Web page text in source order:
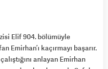
Elif 904. bölümüyle
Emirhan’ı kaçırmayı başarır.
anlayan Emirhan